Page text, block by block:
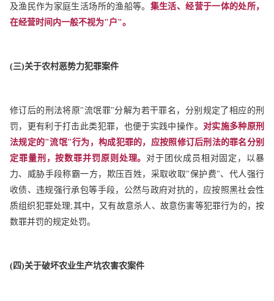
及渔民作为家庭生活场所的渔船等。 集生活、经营于一体的处所，
在经营时间内一般不视为"户"。
(三)关于农村恶势力犯罪案件
修订后的刑法将原"流氓罪"分解为若干罪名，分别规定了相应的刑
罚，更有利于打击此类犯罪，也便于实践中操作。 对实施多种原刑
法规定的"流氓"行为，构成犯罪的，应按照修订后刑法的罪名分别
定罪量刑，按数罪并罚原则处理。 对于团伙成员相对固定，以暴
力、威胁手段称霸一方，欺压百姓，采取收取"保护费"、代人强行
收债、违规强行承包等手段，公然与政府对抗的，应按照黑社会性
质组织犯罪处理;其中，又有故意杀人、故意伤害等犯罪行为的，按
数罪并罚的规定处罚。
(四)关于破坏农业生产坑农害农案件